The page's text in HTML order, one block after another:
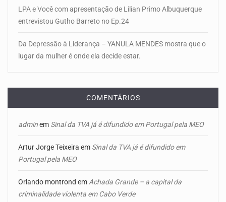
LPA e Você com apresentação de Lilian Primo Albuquerque
entrevistou Gutho Barreto no Ep.24
Da Depressão à Liderança – YANULA MENDES mostra que o
lugar da mulher é onde ela decide estar.
COMENTÁRIOS
adminem Sinal da TVA já é difundido em Portugal pela MEO
Artur Jorge Teixeira em Sinal da TVA já é difundido em
Portugal pela MEO
Orlando montrond em Achada Grande – a capital da
criminalidade violenta em Cabo Verde